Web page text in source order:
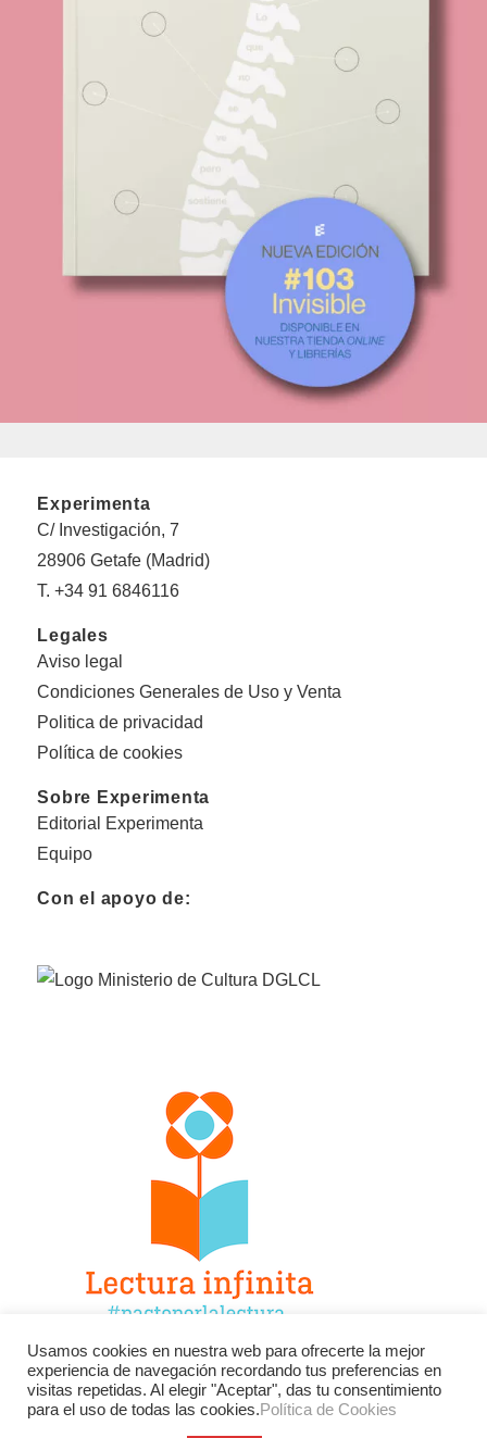
Experimenta
C/ Investigación, 7
28906 Getafe (Madrid)
T. +34 91 6846116
Legales
Aviso legal
Condiciones Generales de Uso y Venta
Politica de privacidad
Política de cookies
Sobre Experimenta
Editorial Experimenta
Equipo
Con el apoyo de:
Facebook Twitter
Instagram
YouTube
LinkedIn Contacto
Usamos cookies en nuestra web para ofrecerte la mejor
experiencia de navegación recordando tus preferencias en
visitas repetidas. Al elegir "Aceptar", das tu consentimiento
para el uso de todas las cookies.Política de Cookies